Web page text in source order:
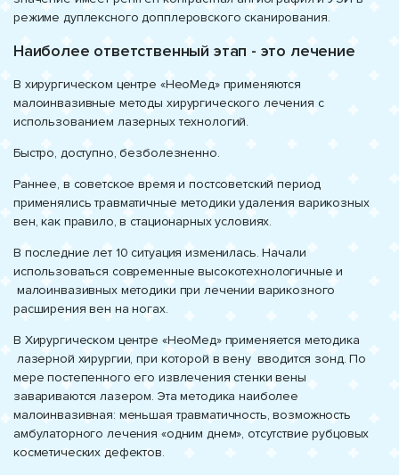
режиме дуплексного допплеровского сканирования.
Наиболее ответственный этап - это лечение
В хирургическом центре «НеоМед» применяются
малоинвазивные методы хирургического лечения c
использованием лазерных технологий.
Быстро, доступно, безболезненно.
Раннее, в советское время и постсоветский период
применялись травматичные методики удаления варикозных
вен, как правило, в стационарных условиях.
В последние лет 10 ситуация изменилась. Начали
использоваться современные высокотехнологичные и
малоинвазивных методики при лечении варикозного
расширения вен на ногах.
В Хирургическом центре «НеоМед» применяется методика
лазерной хирургии, при которой в вену вводится зонд. По
мере постепенного его извлечения стенки вены
завариваются лазером. Эта методика наиболее
малоинвазивная: меньшая травматичность, возможность
амбулаторного лечения «одним днем», отсутствие рубцовых
косметических дефектов.